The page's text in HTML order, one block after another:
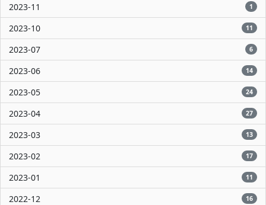
2023-11 1
2023-10 11
2023-07 6
2023-06 14
2023-05 24
2023-04 27
2023-03 13
2023-02 17
2023-01 11
2022-12 16